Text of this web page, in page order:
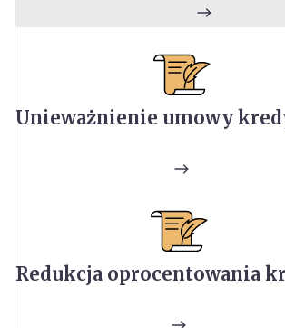
Unieważnienie umowy
Redukcja oprocentowania